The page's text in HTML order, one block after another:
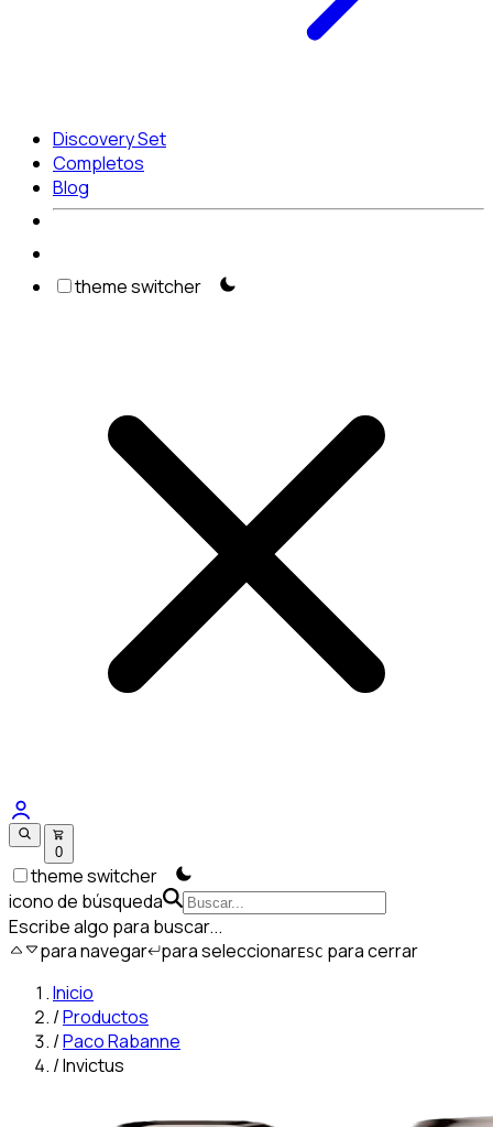
Discovery Set
Completos
Blog
theme switcher
0
theme switcher
icono de búsqueda
Escribe algo para buscar...
para navegar para seleccionarESC para cerrar
Inicio
/Productos
/Paco Rabanne
/Invictus